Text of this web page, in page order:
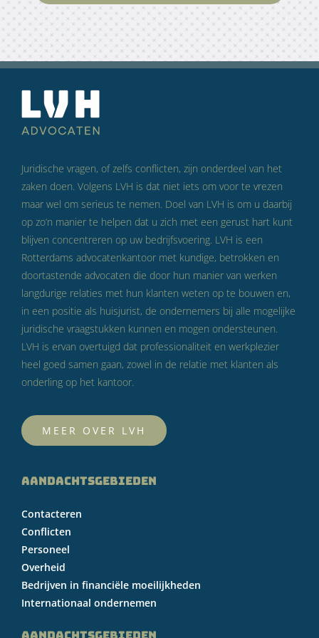
Juridische vragen, of zelfs conflicten, zijn onderdeel van het
zaken doen. Volgens LVH is dat niet iets om voor te vrezen
maar wel om serieus te nemen. Doel van LVH is om u daarbij
op zo’n manier te helpen dat u zich met een gerust hart kunt
blijven concentreren op uw bedrijfsvoering. LVH is een
Rotterdams advocatenkantoor met kundige, betrokken en
doortastende advocaten die door hun manier van werken
langdurige relaties met hun klanten weten op te bouwen en,
in een positie als huisjurist, de ondernemers bij alle mogelijke
juridische vraagstukken kunnen en mogen ondersteunen.
LVH is ervan overtuigd dat professionaliteit en werkplezier
heel goed samen gaan, zowel in de relatie met klanten als
onderling op het kantoor.
MEER OVER LVH
AANDACHTSGEBIEDEN
Contacteren
Conflicten
Personeel
Overheid
Bedrijven in financiële moeilijkheden
Internationaal ondernemen